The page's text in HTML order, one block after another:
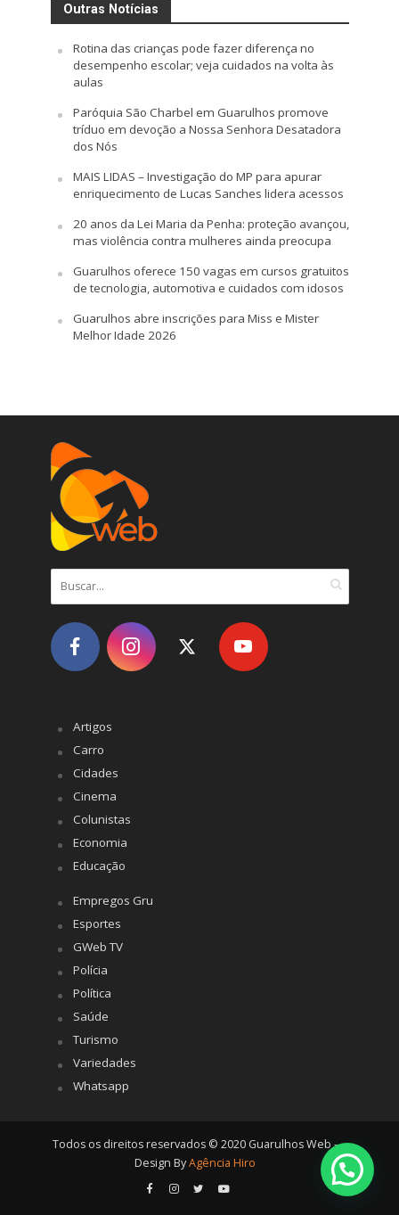
Outras Notícias
Rotina das crianças pode fazer diferença no
desempenho escolar; veja cuidados na volta às
aulas
Paróquia São Charbel em Guarulhos promove
tríduo em devoção a Nossa Senhora Desatadora
dos Nós
MAIS LIDAS – Investigação do MP para apurar
enriquecimento de Lucas Sanches lidera acessos
20 anos da Lei Maria da Penha: proteção avançou,
mas violência contra mulheres ainda preocupa
Guarulhos oferece 150 vagas em cursos gratuitos
de tecnologia, automotiva e cuidados com idosos
Guarulhos abre inscrições para Miss e Mister
Melhor Idade 2026
Artigos
Carro
Cidades
Cinema
Colunistas
Economia
Educação
Empregos Gru
Esportes
GWeb TV
Polícia
Política
Saúde
Turismo
Variedades
Whatsapp
Todos os direitos reservados © 2020 Guarulhos Web -
Design ByAgência Hiro